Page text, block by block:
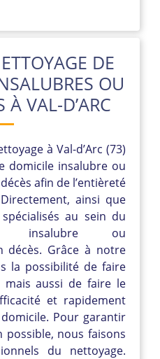
DE
OU
À VAL-D’ARC
à Val-d’Arc (73)
domicile insalubre ou
afin de l’entièreté
ainsi que
au sein du
insalubre ou
décès. Grâce à notre
la possibilité de faire
aussi de faire le
et rapidement
Pour garantir
nous faisons
du nettoyage.